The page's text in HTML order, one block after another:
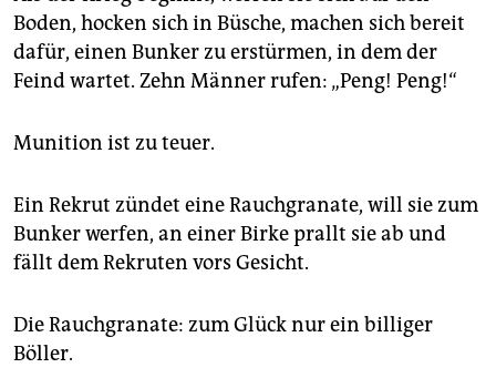
einmonatigen Pflichtmilitärdienst. So stellt es sich
zumindest Präsident Macron vor.
Boden, hocken sich in Büsche, machen sich bereit
dafür, einen Bunker zu erstürmen, in dem der
Feind wartet. Zehn Männer rufen: „Peng! Peng!“
Munition ist zu teuer.
Ein Rekrut zündet eine Rauchgranate, will sie zum
Bunker werfen, an einer Birke prallt sie ab und
fällt dem Rekruten vors Gesicht.
Die Rauchgranate: zum Glück nur ein billiger
Böller.